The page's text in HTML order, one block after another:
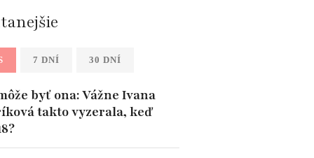
7 DNÍ 30 DNÍ
byť ona: Vážne Ivana
takto vyzerala, keď